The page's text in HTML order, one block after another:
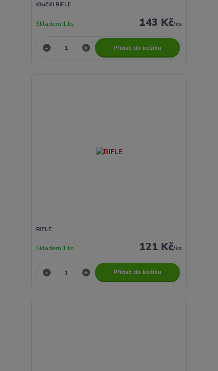
Klučičí RIFLE
143 Kč/ks
Skladem 1 ks
Přidat do košíku
RIFLE
121 Kč/ks
Skladem 1 ks
Přidat do košíku